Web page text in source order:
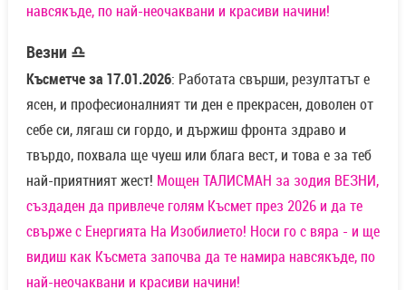
навсякъде, по най-неочаквани и красиви начини!
Везни ♎
Късметче за 17.01.2026: Работата свърши, резултатът е
ясен, и професионалният ти ден е прекрасен, доволен от
себе си, лягаш си гордо, и държиш фронта здраво и
твърдо, похвала ще чуеш или блага вест, и това е за теб
най-приятният жест! Мощен ТАЛИСМАН за зодия ВЕЗНИ,
създаден да привлече голям Късмет през 2026 и да те
свърже с Енергията На Изобилието! Носи го с вяра - и ще
видиш как Късмета започва да те намира навсякъде, по
най-неочаквани и красиви начини!